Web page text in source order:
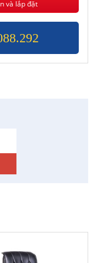
và lắp đặt